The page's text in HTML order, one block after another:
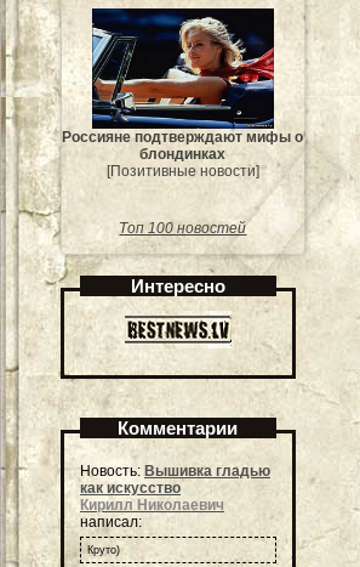
Россияне подтверждают мифы о
блондинках
[Позитивные новости]
Топ 100 новостей
Интересно
Комментарии
Новость: Вышивка гладью
как искусство
Кирилл Николаевич
написал:
Круто)